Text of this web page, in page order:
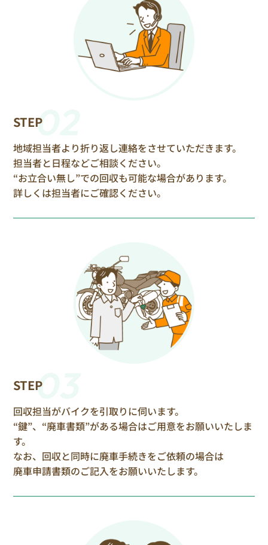
STEP02
地域担当者より折り返し連絡をさせていただきます。
担当者と日程などご相談ください。
“お立合い無し”での回収も可能な場合があります。
詳しくは担当者にご確認ください。
STEP03
回収担当がバイクを引取りに伺います。
“鍵”、“廃車書類”がある場合はご用意をお願いいたしま
す。
なお、回収と同時に廃車手続きをご依頼の場合は
廃車申請書類のご記入をお願いいたします。